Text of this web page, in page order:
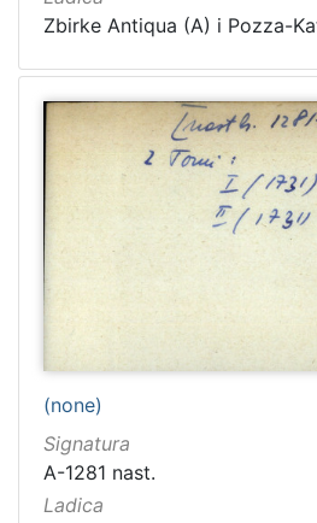
Zbirke Antiqua (A) i Pozza-
(none)
Signatura
A-1281 nast.
Ladica